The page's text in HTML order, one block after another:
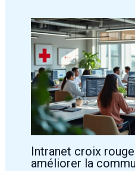
Intranet croix
améliorer la